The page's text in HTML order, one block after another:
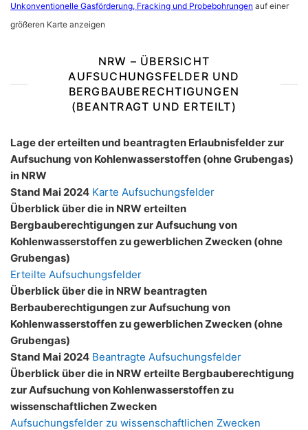
Unkonventionelle Gasförderung, Fracking und Probebohrungen auf einer
größeren Karte anzeigen
NRW – ÜBERSICHT
AUFSUCHUNGSFELDER UND
BERGBAUBERECHTIGUNGEN
(BEANTRAGT UND ERTEILT)
Lage der erteilten und beantragten Erlaubnisfelder zur
Aufsuchung von Kohlenwasserstoffen (ohne Grubengas)
in NRW
Stand Mai 2024 Karte Aufsuchungsfelder
Überblick über die in NRW erteilten
Bergbauberechtigungen zur Aufsuchung von
Kohlenwasserstoffen zu gewerblichen Zwecken (ohne
Grubengas)
Erteilte Aufsuchungsfelder
Überblick über die in NRW beantragten
Berbauberechtigungen zur Aufsuchung von
Kohlenwasserstoffen zu gewerblichen Zwecken (ohne
Grubengas)
Stand Mai 2024 Beantragte Aufsuchungsfelder
Überblick über die in NRW erteilte Bergbauberechtigung
zur Aufsuchung von Kohlenwasserstoffen zu
wissenschaftlichen Zwecken
Aufsuchungsfelder zu wissenschaftlichen Zwecken